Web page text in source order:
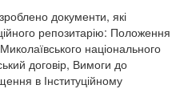
документи, які
репозитарію: Положення
національного
договір, Вимоги до
в Інституційному